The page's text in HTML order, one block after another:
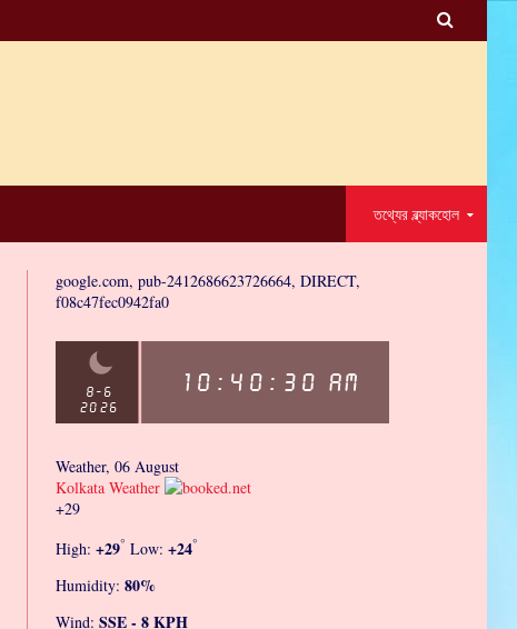

তথ্যের ব্ল্যাকহোল
google.com, pub-2412686623726664, DIRECT,
f08c47fec0942fa0
Weather, 06 August
Kolkata Weather
+29
High:+29° Low:+24°
Humidity:80%
Wind:SSE - 8 KPH